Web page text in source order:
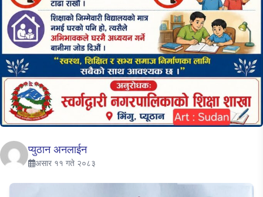
प्युठान अनलाईन
असार ११ गते २०८३